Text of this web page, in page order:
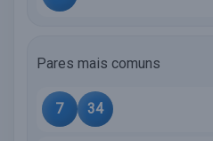
Pares mais comuns
7 34